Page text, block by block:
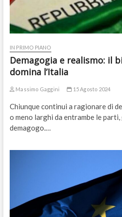
IN PRIMO PIANO
Demagogia e realismo: il
domina l’Italia
Massimo Gaggini 15 Agosto 2024
Chiunque continui a ragionare di
o meno larghi da entrambe le parti,
demagogo.…